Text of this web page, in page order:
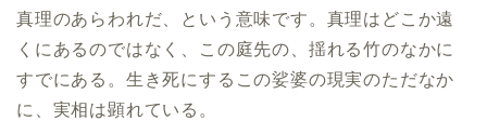
真理のあらわれだ、という意味です。真理はどこか遠
くにあるのではなく、この庭先の、揺れる竹のなかに
すでにある。生き死にするこの娑婆の現実のただなか
に、実相は顕れている。